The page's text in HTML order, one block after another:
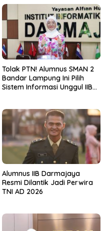
Tolak PTN! Alumnus SMAN 2
Bandar Lampung Ini Pilih
Sistem Informasi Unggul IIB
Alumnus IIB Darmajaya
Resmi Dilantik Jadi Perwira
TNI AD 2026